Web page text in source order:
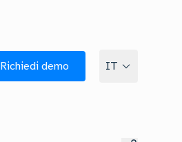
Richiedi demo IT